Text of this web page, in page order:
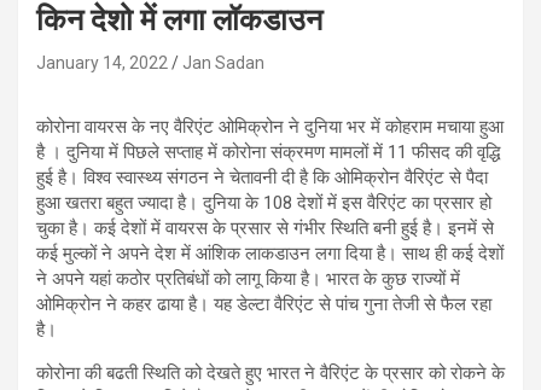
किन देशो में लगा लॉकडाउन
January 14, 2022 Jan Sadan
कोरोना वायरस के नए वैरिएंट ओमिक्रोन ने दुनिया भर में कोहराम मचाया हुआ
है । दुनिया में पिछले सप्‍ताह में कोरोना संक्रमण मामलों में 11 फीसद की वृद्धि
हुई है। विश्‍व स्‍वास्‍थ्‍य संगठन ने चेतावनी दी है कि ओमिक्रोन वैरिएंट से पैदा
हुआ खतरा बहुत ज्‍यादा है। दुनिया के 108 देशों में इस वैरिएंट का प्रसार हो
चुका है। कई देशों में वायरस के प्रसार से गंभीर स्थिति बनी हुई है। इनमें से
कई मुल्‍कों ने अपने देश में आंशिक लाकडाउन लगा दिया है। साथ ही कई देशों
ने अपने यहां कठोर प्रतिबंधों को लागू किया है। भारत के कुछ राज्‍यों में
ओमिक्रोन ने कहर ढाया है। यह डेल्‍टा वैरिएंट से पांच गुना तेजी से फैल रहा
है।
कोरोना की बढती स्थिति को देखते हुए भारत ने वैरिएंट के प्रसार को रोकने के